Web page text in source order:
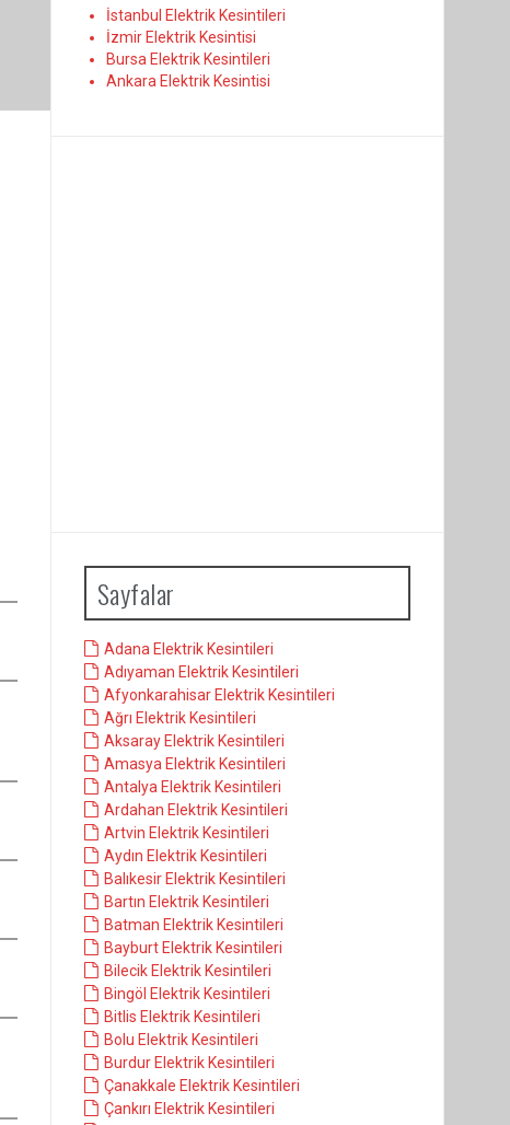
İstanbul Elektrik Kesintileri
İzmir Elektrik Kesintisi
Bursa Elektrik Kesintileri
Ankara Elektrik Kesintisi
Sayfalar
Adana Elektrik Kesintileri
Adıyaman Elektrik Kesintileri
Afyonkarahisar Elektrik Kesintileri
Ağrı Elektrik Kesintileri
Aksaray Elektrik Kesintileri
Amasya Elektrik Kesintileri
Antalya Elektrik Kesintileri
Ardahan Elektrik Kesintileri
Artvin Elektrik Kesintileri
Aydın Elektrik Kesintileri
Balıkesir Elektrik Kesintileri
Bartın Elektrik Kesintileri
Batman Elektrik Kesintileri
Bayburt Elektrik Kesintileri
Bilecik Elektrik Kesintileri
Bingöl Elektrik Kesintileri
Bitlis Elektrik Kesintileri
Bolu Elektrik Kesintileri
Burdur Elektrik Kesintileri
Çanakkale Elektrik Kesintileri
Çankırı Elektrik Kesintileri